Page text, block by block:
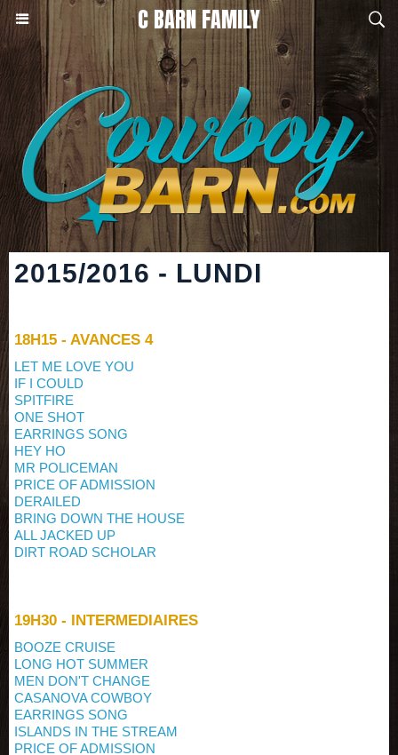
C BARN FAMILY
2015/2016 - LUNDI
18H15 - AVANCES 4
LET ME LOVE YOU
IF I COULD
SPITFIRE
ONE SHOT
EARRINGS SONG
HEY HO
MR POLICEMAN
PRICE OF ADMISSION
DERAILED
BRING DOWN THE HOUSE
ALL JACKED UP
DIRT ROAD SCHOLAR
19H30 - INTERMEDIAIRES
BOOZE CRUISE
LONG HOT SUMMER
MEN DON'T CHANGE
CASANOVA COWBOY
EARRINGS SONG
ISLANDS IN THE STREAM
PRICE OF ADMISSION